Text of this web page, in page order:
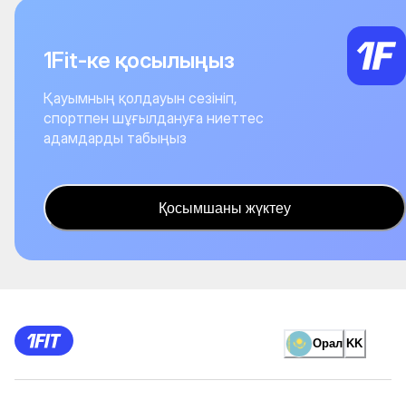
1Fit-ке қосылыңыз
Қауымның қолдауын сезініп,
спортпен шұғылдануға ниеттес
адамдарды табыңыз
Қосымшаны жүктеу
Орал KK